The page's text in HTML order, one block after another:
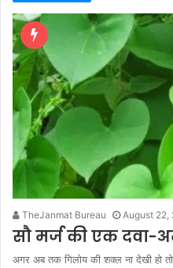
TheJanmat Bureau August 22,
सौ मर्ज की एक दवा-
अगर अब तक गिलोय की शक्ल ना देखी हो